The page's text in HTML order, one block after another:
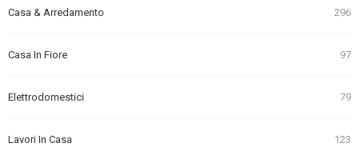
Casa & Arredamento 296
Casa In Fiore 97
Elettrodomestici 79
Lavori In Casa 123